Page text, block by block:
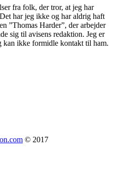
fra folk, der tror, at jeg har
har jeg ikke og har aldrig haft
”Thomas Harder”, der arbejder
sig til avisens redaktion. Jeg er
kan ikke formidle kontakt til ham.
© 2017